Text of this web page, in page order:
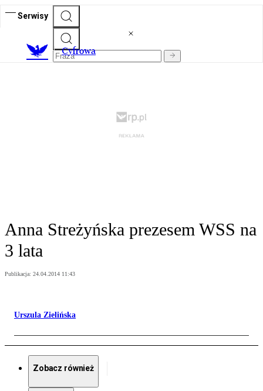
Serwisy
Cyfrowa
Anna Streżyńska prezesem WSS na
3 lata
Publikacja: 24.04.2014 11:43
Urszula Zielińska
Zobacz również